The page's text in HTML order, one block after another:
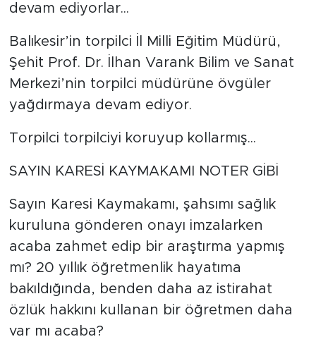
devam ediyorlar...
Balıkesir’in torpilci İl Milli Eğitim Müdürü,
Şehit Prof. Dr. İlhan Varank Bilim ve Sanat
Merkezi’nin torpilci müdürüne övgüler
yağdırmaya devam ediyor.
Torpilci torpilciyi koruyup kollarmış...
SAYIN KARESİ KAYMAKAMI NOTER GİBİ
Sayın Karesi Kaymakamı, şahsımı sağlık
kuruluna gönderen onayı imzalarken
acaba zahmet edip bir araştırma yapmış
mı? 20 yıllık öğretmenlik hayatıma
bakıldığında, benden daha az istirahat
özlük hakkını kullanan bir öğretmen daha
var mı acaba?